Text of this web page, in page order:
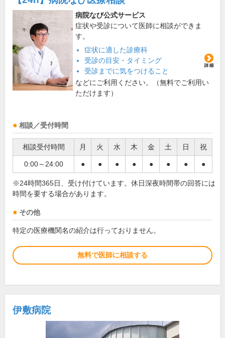
病院なび公式サービス
症状や受診について医師に相談ができま
す。
症状に適した診療科
受診の目安・タイミング
受診までに気をつけること
などにご利用ください。（無料でご利用い
ただけます）
相談／受付時間
相談受付時間 月 火 水 木 金 土 日 祝
0:00～24:00 ● ● ● ● ● ● ● ●
※24時間365日、受け付けています。休日深夜時間帯の回答には
時間を要する場合があります。
その他
特定の医療機関名の紹介は行っておりません。
無料で医師に相談する
伊敷病院